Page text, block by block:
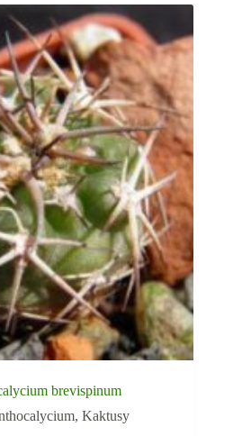
brevispinum
,Kaktusy